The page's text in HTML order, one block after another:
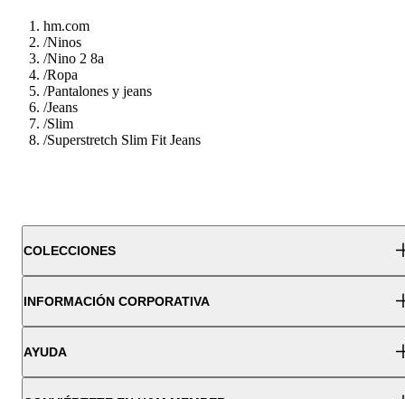
hm.com
/Ninos
/Nino 2 8a
/Ropa
/Pantalones y jeans
/Jeans
/Slim
/Superstretch Slim Fit Jeans
COLECCIONES
INFORMACIÓN CORPORATIVA
AYUDA